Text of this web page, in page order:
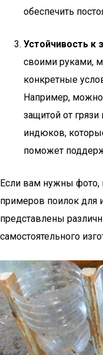
обеспечить
Устойчивость к
своими руками,
конкретные
Например, можно
защитой от
индюков,
поможет
Если вам нужны
примеров поилок для
представлены
самостоятельного